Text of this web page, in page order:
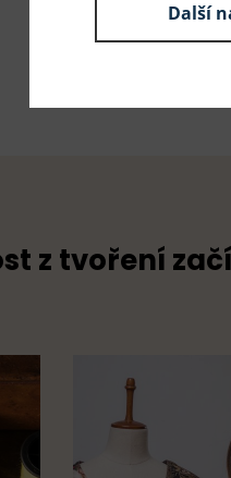
z tvoření
Další